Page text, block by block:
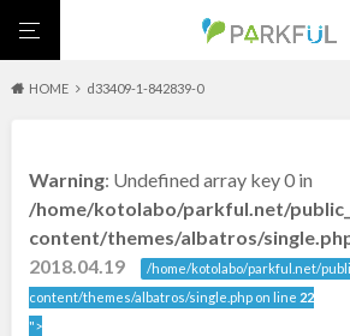
自然が豊か
梅・桜の名所 景色が良い
テニスコート
野球場 紅葉の名所
カフェ・レストラン サッカー・フットサル
歴史・文化財 日本庭園
さくら名所100公園
屋内遊び場
アスレチック
北海道・東北
北海道
大型遊具
ピックア
自然が豊か
梅・桜の
景色が良い
水遊び
テニスコート
野球場
紅葉の名所
HOME d33409-1-842839-0
Warning: Undefined array key 0 in
/home/kotolabo/parkful.net/
content/themes/albatros/
2018.04.19
/home/kotolabo/parkful.net/
content/themes/albatros/single.php on line 22
">